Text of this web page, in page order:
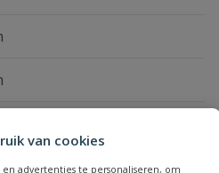
van cookies
advertenties te personaliseren, om